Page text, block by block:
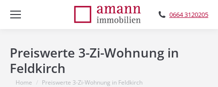
0664 3120205
Preiswerte 3-Zi-Wohnung in
Feldkirch
You are here:
Home Preiswerte 3-Zi-Wohnung in Feldkirch